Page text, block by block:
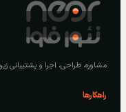
مشاوره، طراحی، اجرا و پشتیبانی
راهکارها